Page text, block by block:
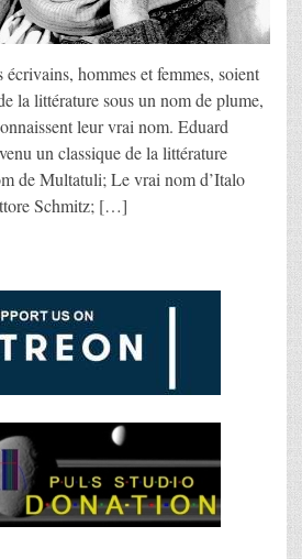
écrivains, hommes et femmes, soient
la littérature sous un nom de plume,
leur vrai nom. Eduard
un classique de la littérature
de Multatuli; Le vrai nom d’Italo
Schmitz; […]